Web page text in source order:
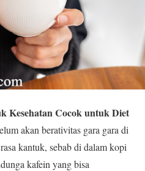
Kesehatan Cocok untuk Diet
akan berativitas gara gara di
kantuk, sebab di dalam kopi
kafein yang bisa